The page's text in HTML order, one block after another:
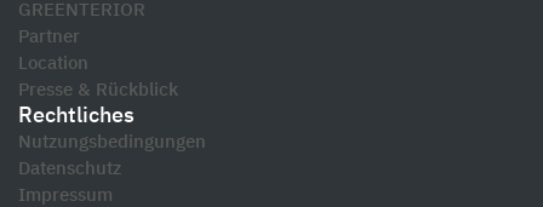
GREENTERIOR
Partner
Location
Presse & Rückblick
Rechtliches
Nutzungsbedingungen
Datenschutz
Impressum